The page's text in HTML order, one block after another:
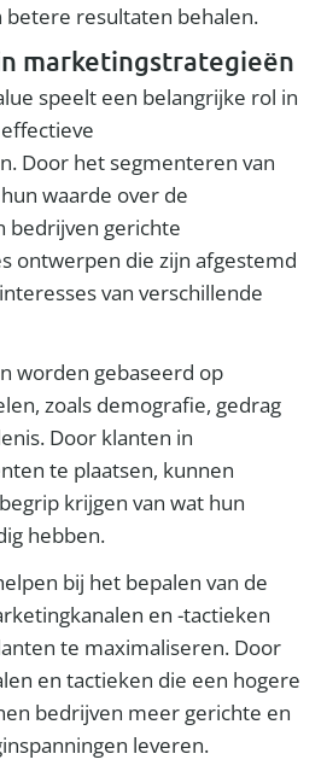
betere resultaten behalen.
marketingstrategieën
speelt een belangrijke rol in
Door het segmenteren van
waarde over de
bedrijven gerichte
ontwerpen die zijn afgestemd
van verschillende
worden gebaseerd op
zoals demografie, gedrag
Door klanten in
te plaatsen, kunnen
krijgen van wat hun
hebben.
bij het bepalen van de
en -tactieken
te maximaliseren. Door
en tactieken die een hogere
bedrijven meer gerichte en
leveren.